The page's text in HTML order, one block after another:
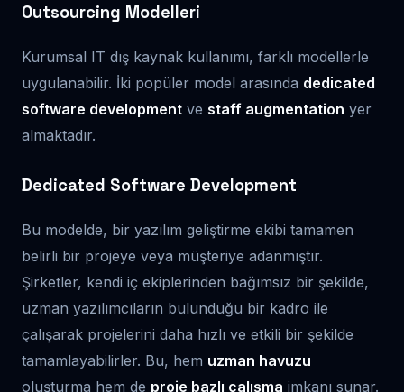
Outsourcing Modelleri
Kurumsal IT dış kaynak kullanımı, farklı modellerle
uygulanabilir. İki popüler model arasında dedicated
software development ve staff augmentation yer
almaktadır.
Dedicated Software Development
Bu modelde, bir yazılım geliştirme ekibi tamamen
belirli bir projeye veya müşteriye adanmıştır.
Şirketler, kendi iç ekiplerinden bağımsız bir şekilde,
uzman yazılımcıların bulunduğu bir kadro ile
çalışarak projelerini daha hızlı ve etkili bir şekilde
tamamlayabilirler. Bu, hem uzman havuzu
oluşturma hem de proje bazlı çalışma imkanı sunar.